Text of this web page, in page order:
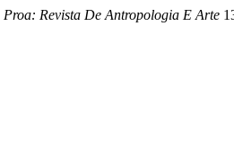
Proa: Revista De Antropologia E Arte